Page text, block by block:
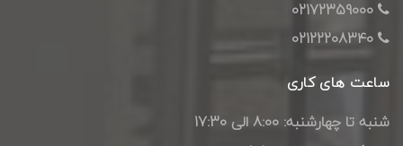
02172359000
02122208340
ساعت های کاری
شنبه تا چهارشنبه: 8:00 الی 17:30